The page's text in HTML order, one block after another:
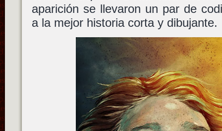
aparición se llevaron un par de
a la mejor historia corta y dibujante.